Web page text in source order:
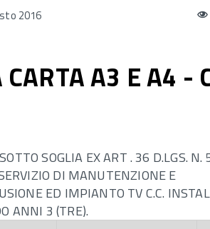
2016
A3 E A4 -
SOGLIA EX ART . 36 D.LGS.
DI MANUTENZIONE E
ED IMPIANTO TV C.C.
ANNI 3 (TRE).